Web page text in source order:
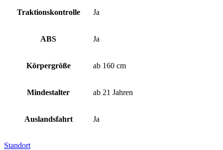
Traktionskontrolle Ja
ABS Ja
Körpergröße ab 160 cm
Mindestalter ab 21 Jahren
Auslandsfahrt Ja
Standort